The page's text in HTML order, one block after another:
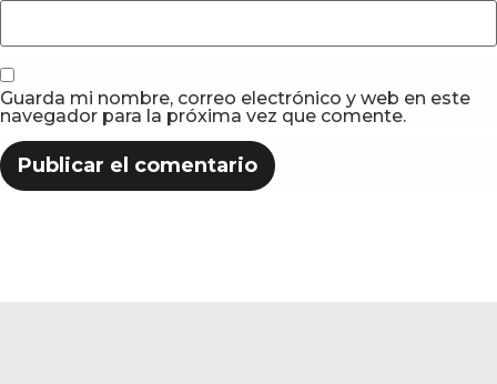
Guarda mi nombre, correo electrónico y web en este
navegador para la próxima vez que comente.